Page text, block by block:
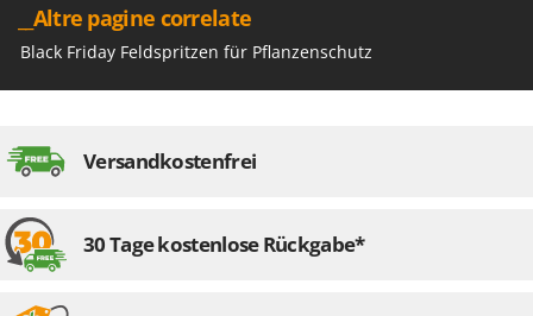
Simatech
Sirman
Skil
Smeg
Spice Electronics
Spiralmac
__Altre pagine correlate
Black Friday Feldspritzen für Pflanzenschutz
Versandkostenfrei
30 Tage kostenlose Rückgabe*